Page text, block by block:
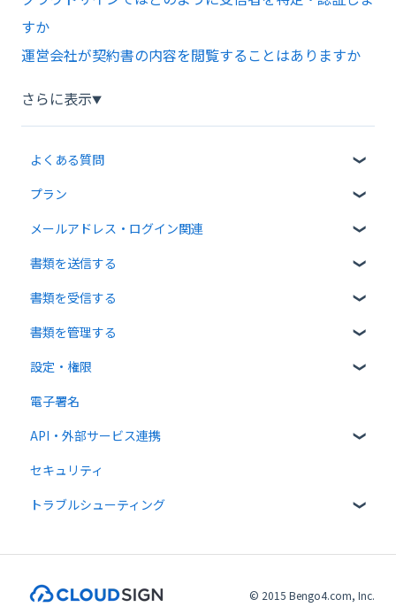
すか
運営会社が契約書の内容を閲覧することはありますか
さらに表示▼
よくある質問
クラウドサインについて
書類について
操作方法について
通知メールについて
プラン
無料プラン
有料プラン
無料オプション
有料オプション
連携プラン
メールアドレス・ログイン関連
ログイン関連
書類を送信する
書類のアップロード・編集
宛先設定
一括送信
送信時の設定
送信後の操作
テンプレート
書類を受信する
受信者ガイド
書類の受信
書類を管理する
書類の確認
書類情報の入力
書類インポート
複数部署管理
設定・権限
個人設定
管理者向け設定
高度な設定をする
電子署名
API・外部サービス連携
Web API
外部連携
セキュリティ
トラブルシューティング
© 2015 Bengo4.com, Inc.